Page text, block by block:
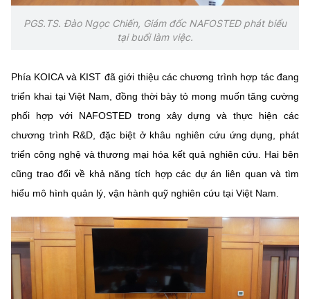
PGS.TS. Đào Ngọc Chiến, Giám đốc NAFOSTED phát biểu
tại buổi làm việc.
Phía KOICA và KIST đã giới thiệu các chương trình hợp tác đang
triển khai tại Việt Nam, đồng thời bày tỏ mong muốn tăng cường
phối hợp với NAFOSTED trong xây dựng và thực hiện các
chương trình R&D, đặc biệt ở khâu nghiên cứu ứng dụng, phát
triển công nghệ và thương mại hóa kết quả nghiên cứu. Hai bên
cũng trao đổi về khả năng tích hợp các dự án liên quan và tìm
hiểu mô hình quản lý, vận hành quỹ nghiên cứu tại Việt Nam.